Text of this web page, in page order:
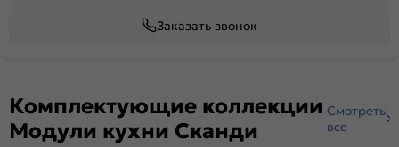
Заказать звонок
Комплектующие коллекции
Модули кухни Сканди
Смотреть
все